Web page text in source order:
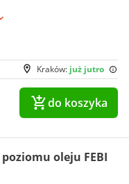
Kraków: już jutro
do koszyka
oleju FEBI